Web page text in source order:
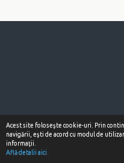
Acest site foloseşte cookie-uri. Prin
navigării, eşti de acord cu modul de
informaţii.
Află detalii aici.